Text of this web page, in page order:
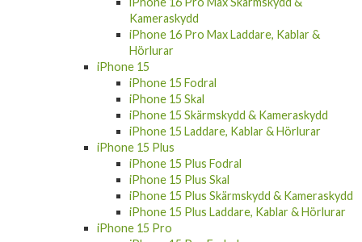
iPhone 16 Pro Laddare, Kablar & Hörlurar
iPhone 16 Pro Max
iPhone 16 Pro Max Fodral
iPhone 16 Pro Max Skal
iPhone 16 Pro Max Skärmskydd &
Kameraskydd
iPhone 16 Pro Max Laddare, Kablar &
Hörlurar
iPhone 15
iPhone 15 Fodral
iPhone 15 Skal
iPhone 15 Skärmskydd & Kameraskydd
iPhone 15 Laddare, Kablar & Hörlurar
iPhone 15 Plus
iPhone 15 Plus Fodral